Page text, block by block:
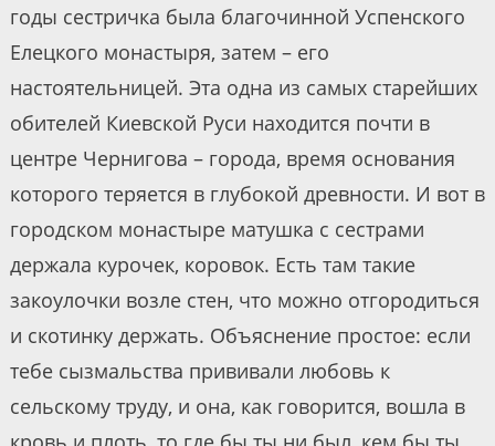
годы сестричка была благочинной Успенского
Елецкого монастыря, затем – его
настоятельницей. Эта одна из самых старейших
обителей Киевской Руси находится почти в
центре Чернигова – города, время основания
которого теряется в глубокой древности. И вот в
городском монастыре матушка с сестрами
держала курочек, коровок. Есть там такие
закоулочки возле стен, что можно отгородиться
и скотинку держать. Объяснение простое: если
тебе сызмальства прививали любовь к
сельскому труду, и она, как говорится, вошла в